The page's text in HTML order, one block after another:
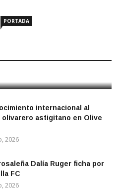
PORTADA
a ladrones de
internacional al
astigitano en Olive
2026
Dalía Ruger ficha por
FC
2026